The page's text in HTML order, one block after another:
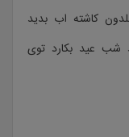
کاشته اب بدید
شب عید بکارد توی